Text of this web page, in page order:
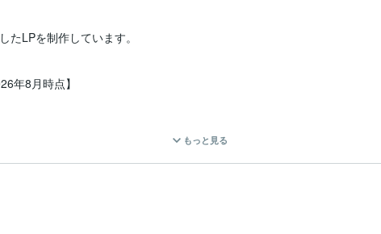
たLPを制作しています。
年8月時点】
もっと見る